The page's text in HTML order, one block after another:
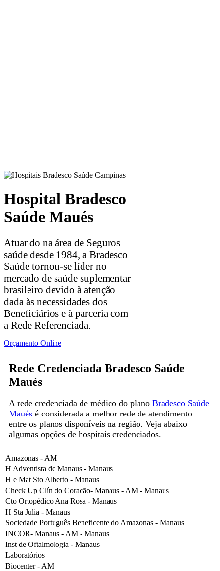
Hospital Bradesco
Saúde Maués
Atuando na área de Seguros
saúde desde 1984, a Bradesco
Saúde tornou-se líder no
mercado de saúde suplementar
brasileiro devido à atenção
dada às necessidades dos
Beneficiários e à parceria com
a Rede Referenciada.
Orçamento Online
Rede Credenciada Bradesco Saúde
Maués
A rede credenciada de médico do plano Bradesco Saúde
Maués é considerada a melhor rede de atendimento
entre os planos disponíveis na região. Veja abaixo
algumas opções de hospitais credenciados.
Amazonas - AM
H Adventista de Manaus - Manaus
H e Mat Sto Alberto - Manaus
Check Up Clín do Coração- Manaus - AM - Manaus
Cto Ortopédico Ana Rosa - Manaus
H Sta Julia - Manaus
Sociedade Português Beneficente do Amazonas - Manaus
INCOR- Manaus - AM - Manaus
Inst de Oftalmologia - Manaus
Laboratórios
Biocenter - AM